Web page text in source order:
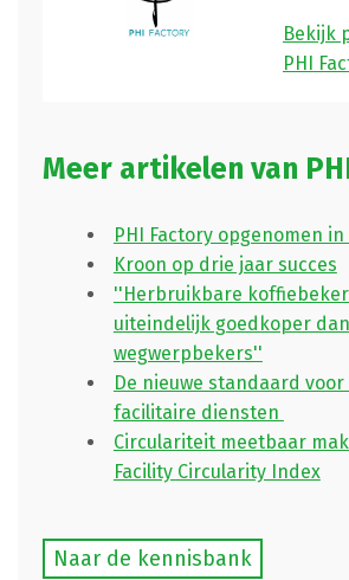
Bekijk
PHI
Meer artikelen van
PHI Factory opgenomen in
Kroon op drie jaar succes
''Herbruikbare
uiteindelijk goedkoper dan
wegwerpbekers''
De nieuwe standaard
facilitaire diensten
Circulariteit meetbaar
Facility Circularity Index
Naar de kennisbank